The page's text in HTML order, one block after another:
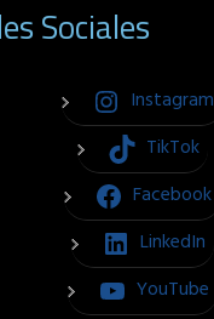
Sociales
Instagram
TikTok
Facebook
LinkedIn
YouTube